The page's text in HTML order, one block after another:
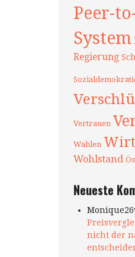
Peer-
System
Regierung
Vertrauen
Wahlen
Wohlstand
Neueste
nicht der